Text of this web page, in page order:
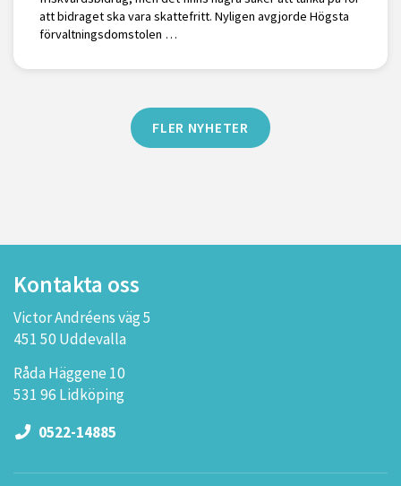
att bidraget ska vara skattefritt. Nyligen avgjorde Högsta
förvaltningsdomstolen …
FLER NYHETER
Kontakta oss
Victor Andréens väg 5
451 50 Uddevalla
Råda Häggene 10
531 96 Lidköping
0522-14885